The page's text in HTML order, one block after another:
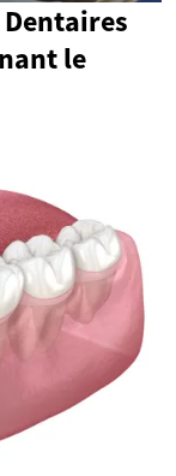
le